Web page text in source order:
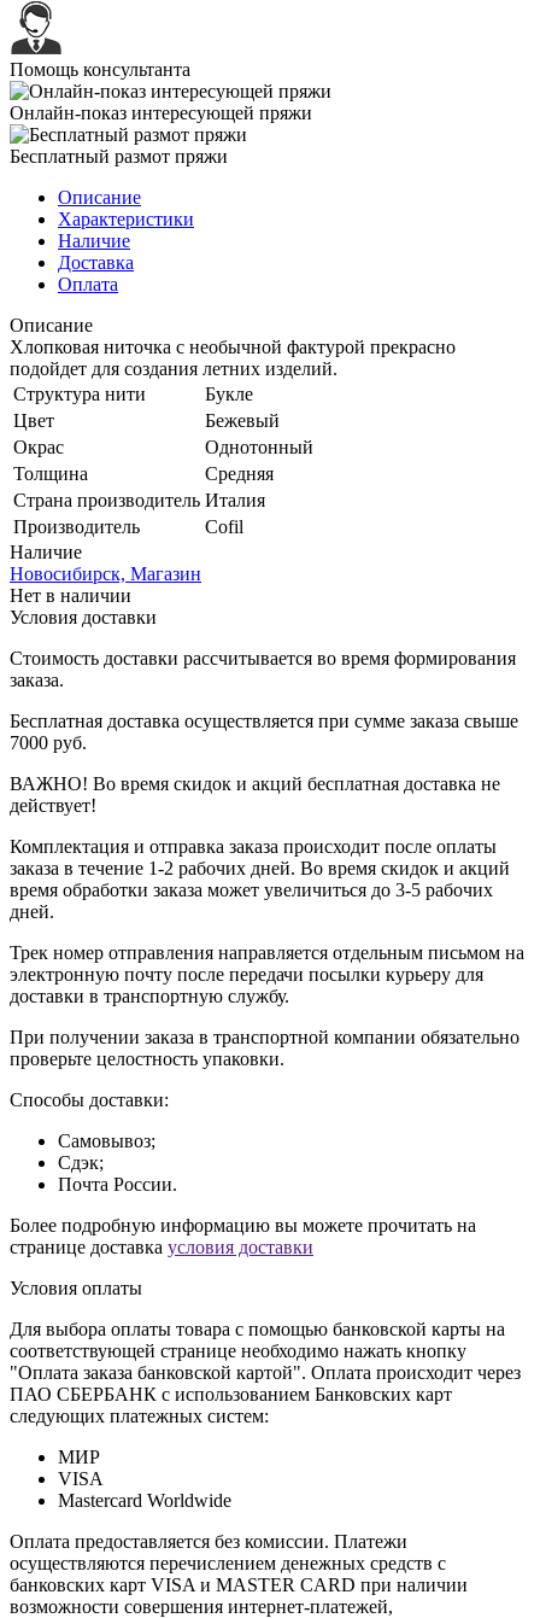
Помощь консультанта
Онлайн-показ интересующей пряжи
Бесплатный размот пряжи
Описание
Характеристики
Наличие
Доставка
Оплата
Описание
Хлопковая ниточка с необычной фактурой прекрасно
подойдет для создания летних изделий.
Структура нити
Букле
Цвет
Бежевый
Окрас
Однотонный
Толщина
Средняя
Страна производитель Италия
Производитель
Cofil
Наличие
Новосибирск, Магазин
Нет в наличии
Условия доставки
Стоимость доставки рассчитывается во время формирования
заказа.
Бесплатная доставка осуществляется при сумме заказа свыше
7000 руб.
ВАЖНО! Во время скидок и акций бесплатная доставка не
действует!
Комплектация и отправка заказа происходит после оплаты
заказа в течение 1-2 рабочих дней. Во время скидок и акций
время обработки заказа может увеличиться до 3-5 рабочих
дней.
Трек номер отправления направляется отдельным письмом на
электронную почту после передачи посылки курьеру для
доставки в транспортную службу.
При получении заказа в транспортной компании обязательно
проверьте целостность упаковки.
Способы доставки:
Самовывоз;
Сдэк;
Почта России.
Более подробную информацию вы можете прочитать на
странице доставка условия доставки
Условия оплаты
Для выбора оплаты товара с помощью банковской карты на
соответствующей странице необходимо нажать кнопку
"Оплата заказа банковской картой". Оплата происходит через
ПАО СБЕРБАНК с использованием Банковских карт
следующих платежных систем:
МИР
VISA
Mastercard Worldwide
Оплата предоставляется без комиссии. Платежи
осуществляются перечислением денежных средств с
банковских карт VISA и MASTER CARD при наличии
возможности совершения интернет-платежей,